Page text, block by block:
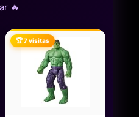
🔥
🏆 7 visitas